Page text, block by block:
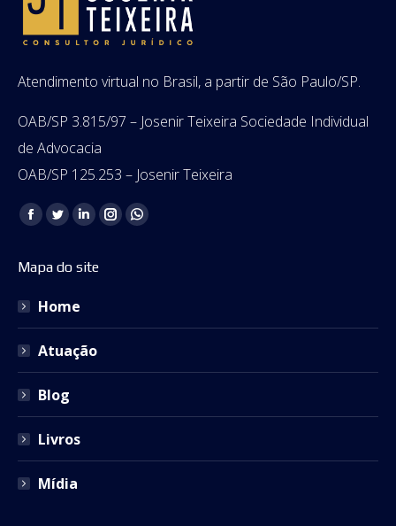
Atendimento virtual no Brasil, a partir de São Paulo/SP.
OAB/SP 3.815/97 – Josenir Teixeira Sociedade Individual
de Advocacia
OAB/SP 125.253 – Josenir Teixeira
Encontre-nos em:
Facebook
opens
new
Twitter
opens
new
Linkedin
opens
InstagramWhatsapp
Mapa do site
Home
Atuação
Blog
Livros
Mídia